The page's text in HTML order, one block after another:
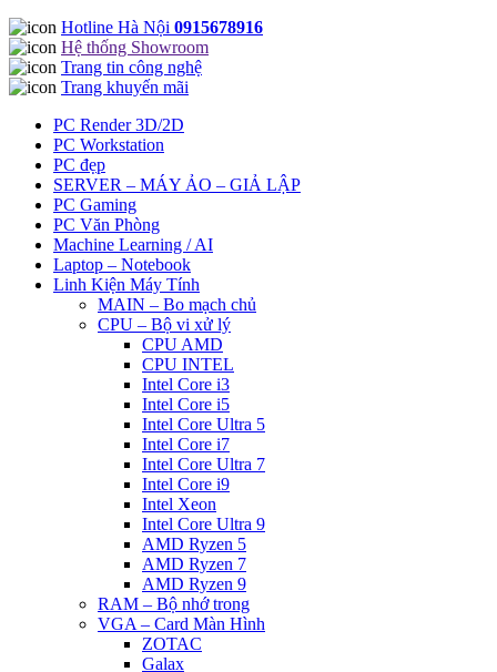
Hotline Hà Nội 0915678916
Hệ thống Showroom
Trang tin công nghệ
Trang khuyến mãi
PC Render 3D/2D
PC Workstation
PC đẹp
SERVER – MÁY ẢO – GIẢ LẬP
PC Gaming
PC Văn Phòng
Machine Learning / AI
Laptop – Notebook
Linh Kiện Máy Tính
MAIN – Bo mạch chủ
CPU – Bộ vi xử lý
CPU AMD
CPU INTEL
Intel Core i3
Intel Core i5
Intel Core Ultra 5
Intel Core i7
Intel Core Ultra 7
Intel Core i9
Intel Xeon
Intel Core Ultra 9
AMD Ryzen 5
AMD Ryzen 7
AMD Ryzen 9
RAM – Bộ nhớ trong
VGA – Card Màn Hình
ZOTAC
Galax